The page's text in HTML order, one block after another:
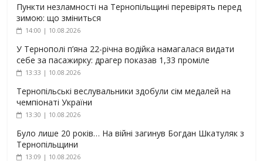
Пункти незламності на Тернопільщині перевірять перед
зимою: що зміниться
14:00 | 10.08.2026
У Тернополі п’яна 22-річна водійка намагалася видати
себе за пасажирку: драгер показав 1,33 проміле
13:33 | 10.08.2026
Тернопільські веслувальники здобули сім медалей на
чемпіонаті України
13:30 | 10.08.2026
Було лише 20 років… На війні загинув Богдан Шкатуляк з
Тернопільщини
13:09 | 10.08.2026